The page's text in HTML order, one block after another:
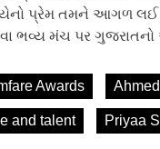
પ્રેમ તમને આગળ
ભવ્ય મંચ પર
Awards
and talent Priyaa